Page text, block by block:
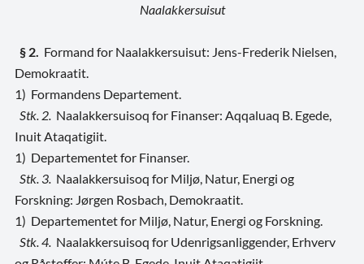
Naalakkersuisut
§ 2. Formand for Naalakkersuisut: Jens-Frederik Nielsen,
Demokraatit.
1) Formandens Departement.
Stk. 2. Naalakkersuisoq for Finanser: Aqqaluaq B. Egede,
Inuit Ataqatigiit.
1) Departementet for Finanser.
Stk. 3. Naalakkersuisoq for Miljø, Natur, Energi og
Forskning: Jørgen Rosbach, Demokraatit.
1) Departementet for Miljø, Natur, Energi og Forskning.
Stk. 4. Naalakkersuisoq for Udenrigsanliggender, Erhverv